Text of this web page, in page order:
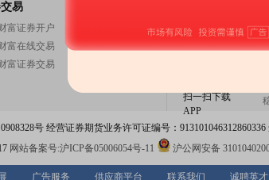
易
富证券开户
富在线交易
富证券交易
东方财富网微博
东方财富网微信
扫一扫下载
APP
号 经营证券期货业务许可证编号：
网站备案号:沪ICP备05006054号-11 沪公网安备
广告服务 供应商平台 联系我们 诚聘英才